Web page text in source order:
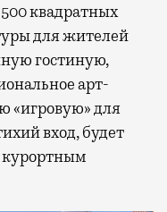
квадратных
для жителей
гостиную,
арт-
«игровую» для
вход, будет
курортным